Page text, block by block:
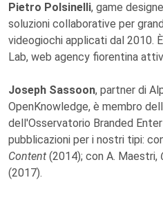
Pietro Polsinelli, game
soluzioni collaborative per
videogiochi applicati dal 2010.
Lab, web agency fiorentina
Joseph Sassoon, partner di
OpenKnowledge, è membro
dell'Osservatorio Branded
pubblicazioni per i nostri tipi:
Content (2014); con A. Maestri,
(2017).